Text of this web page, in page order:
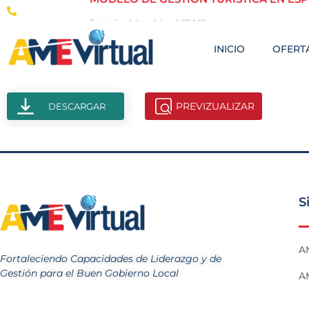
INICIO
Tamaño del archivo: 1.67 MB
Creado: 18-11-2024
Vistas: 51
DESCARGAR PREVIZUALIZAR
Fortaleciendo Capacidades de Liderazgo y de
Gestión para el Buen Gobierno Local